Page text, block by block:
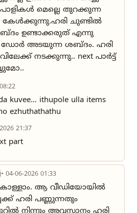
മെല്ലെ തുറക്കുന്ന
ചുണ്ടിൽ
ഉണ്ടാക്കരുത് എന്നു
ഡോർ അടയുന്ന ശബ്ദം. ഹരി
നടക്കുന്നു.. next പാർട്ട്‌
kuvee... ithupole ulla items
ezhuthathathu
21:37
part
• 04-06-2026 01:33
ആ വീഡിയോയിൽ
ഹരി പണ്ണുന്നതും